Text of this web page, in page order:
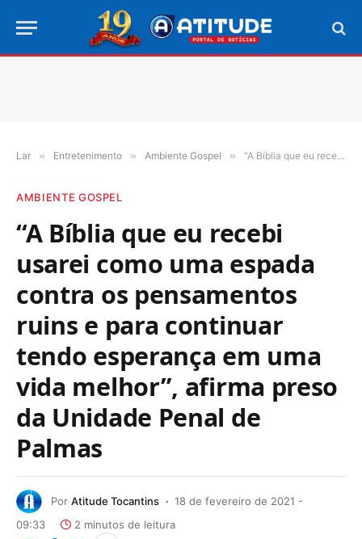
Lar » Entretenimento » Ambiente Gospel » “A Bíblia que eu recebi usarei como uma espada contra os pensamentos ruins e para continuar tendo esperança em uma vida melhor”, afirma preso da Unidade Penal de Palmas
AMBIENTE GOSPEL
“A Bíblia que eu recebi
usarei como uma espada
contra os pensamentos
ruins e para continuar
tendo esperança em uma
vida melhor”, afirma preso
da Unidade Penal de
Palmas
Por Atitude Tocantins
18 de fevereiro de 2021 -
09:33
2 minutos de leitura